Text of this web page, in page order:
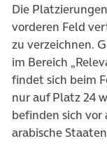
Die
vorderen Feld
zu verzeichnen.
im Bereich
findet sich beim
nur auf Platz 24
befinden sich vor
arabische